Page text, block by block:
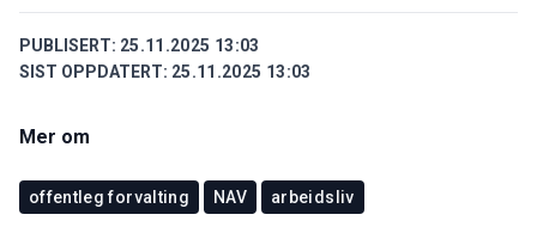
PUBLISERT: 25.11.2025 13:03
SIST OPPDATERT: 25.11.2025 13:03
Mer om
offentleg forvalting NAV arbeidsliv